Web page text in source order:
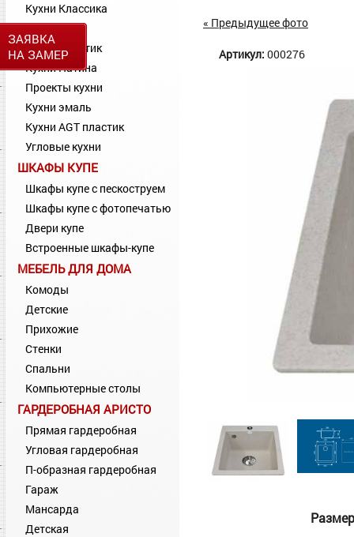
ЗАЯВКА
НА ЗАМЕР
Кухни Классика
Кухни МДФ
Кухни Пластик
Кухни Патина
Проекты кухни
Кухни эмаль
Кухни AGT пластик
Угловые кухни
ШКАФЫ КУПЕ
Шкафы купе с пескоструем
Шкафы купе с фотопечатью
Двери купе
Встроенные шкафы-купе
МЕБЕЛЬ ДЛЯ ДОМА
Комоды
Детские
Прихожие
Стенки
Спальни
Компьютерные столы
ГАРДЕРОБНАЯ АРИСТО
Прямая гардеробная
Угловая гардеробная
П-образная гардеробная
Гараж
Мансарда
Детская
« Предыдущее фото
Артикул: 000276